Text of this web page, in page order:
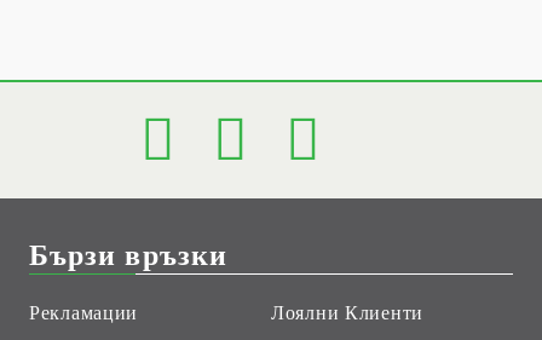
Бързи връзки
Рекламации
Лоялни Клиенти